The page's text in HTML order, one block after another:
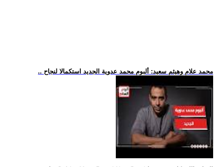
.. محمد علام وهيثم سعيد: ألبوم محمد عدوية الجديد استكمالا لنجاح